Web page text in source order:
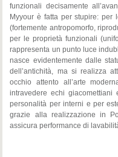
funzionali decisamente
Myyour è fatta per stupire:
(fortemente antropomorfo,
per le proprietà funzionali
rappresenta un punto luce
nasce evidentemente dalle
dell’antichità, ma si realizza
occhio attento all’arte
intravedere echi giacomettiani
personalità per interni e per
grazie alla realizzazione in
assicura performance di